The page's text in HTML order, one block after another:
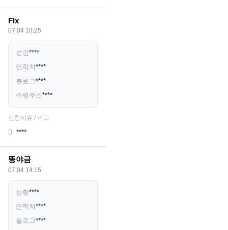
Flx
07.04 10:25
성함****
연락처 ****
블로그****
수령주소****
신청이유 / 비고
****
똥야금
07.04 14:15
성함****
연락처 ****
블로그****